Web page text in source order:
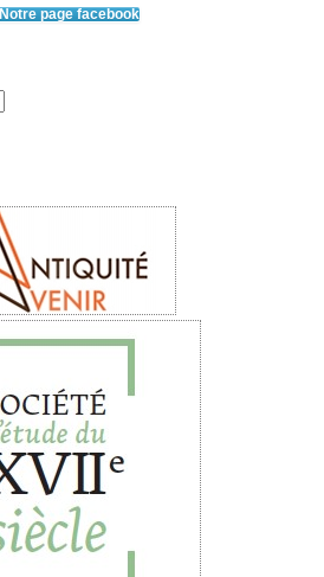
Notre page facebook